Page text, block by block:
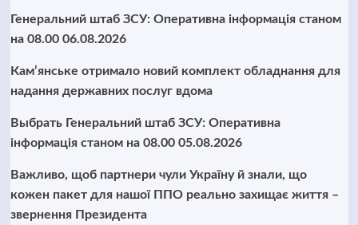
Генеральний штаб ЗСУ: Оперативна інформація станом
на 08.00 06.08.2026
Кам’янське отримало новий комплект обладнання для
надання державних послуг вдома
Выбрать Генеральний штаб ЗСУ: Оперативна
інформація станом на 08.00 05.08.2026
Важливо, щоб партнери чули Україну й знали, що
кожен пакет для нашої ППО реально захищає життя –
звернення Президента